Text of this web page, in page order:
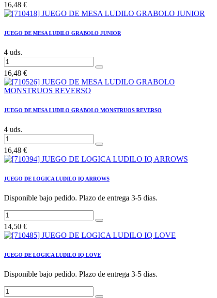
16,48 €
JUEGO DE MESA LUDILO GRABOLO JUNIOR
4 uds.
16,48 €
JUEGO DE MESA LUDILO GRABOLO MONSTRUOS REVERSO
4 uds.
16,48 €
JUEGO DE LOGICA LUDILO IQ ARROWS
Disponible bajo pedido. Plazo de entrega 3-5 dias.
14,50 €
JUEGO DE LOGICA LUDILO IQ LOVE
Disponible bajo pedido. Plazo de entrega 3-5 dias.